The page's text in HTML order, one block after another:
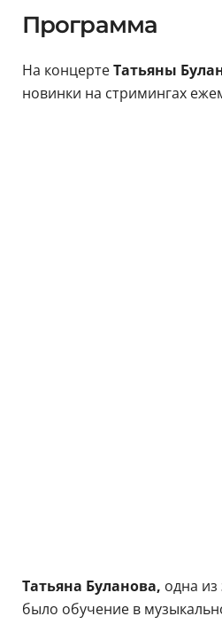
Программа
На концертеТатьяны
новинки на стримингах
Татьяна Буланова, одна из
было обучение в